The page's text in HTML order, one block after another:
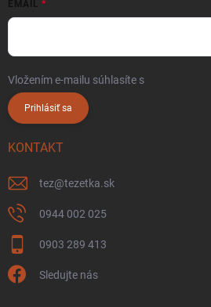
EMAIL
Vložením e-mailu súhlasíte s
Prihlásiť sa
KONTAKT
tez@tezetka.sk
0944 002 025
0903 289 413
Sledujte nás